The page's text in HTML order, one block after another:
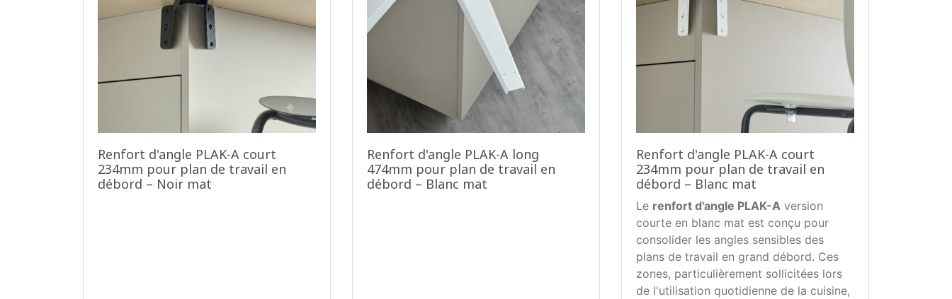
Renfort d'angle PLAK-A court
234mm pour plan de travail en
débord – Noir mat
Renfort d'angle PLAK-A long
474mm pour plan de travail en
débord – Blanc mat
Renfort d'angle PLAK-A court
234mm pour plan de travail en
débord – Blanc mat
Le renfort d'angle PLAK-A version
courte en blanc mat est conçu pour
consolider les angles sensibles des
plans de travail en grand débord. Ces
zones, particulièrement sollicitées lors
de l'utilisation quotidienne de la cuisine,